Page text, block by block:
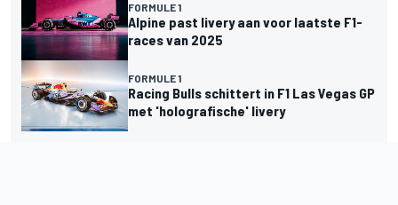
FORMULE 1
Alpine past livery aan voor laatste F1-
races van 2025
FORMULE 1
Racing Bulls schittert in F1 Las Vegas GP
met 'holografische' livery